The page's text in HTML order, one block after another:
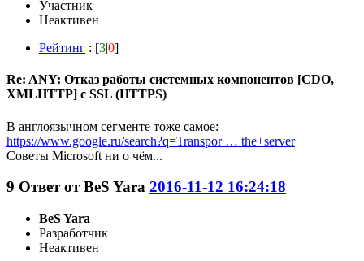
Участник
Неактивен
Рейтинг : [3|0]
Re: ANY: Отказ работы системных компонентов [CDO,
XMLHTTP] с SSL (HTTPS)
В англоязычном сегменте тоже самое:
https://www.google.ru/search?q=Transpor … the+server
Советы Microsoft ни о чём...
9 Ответ отBeS Yara 2016-11-12 16:24:18
BeS Yara
Разработчик
Неактивен